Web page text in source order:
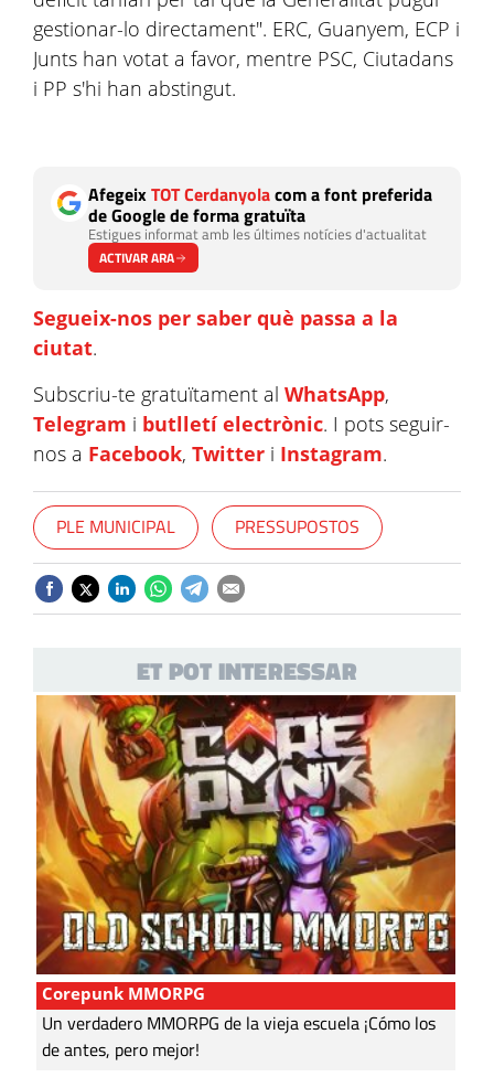
gestionar-lo directament". ERC, Guanyem, ECP i
Junts han votat a favor, mentre PSC, Ciutadans
i PP s'hi han abstingut.
AfegeixTOT Cerdanyolacom a font preferida
de Google de forma gratuïta
Estigues informat amb les últimes notícies d'actualitat
ACTIVAR ARA
Segueix-nos per saber què passa a la
ciutat.
Subscriu-te gratuïtament al WhatsApp,
Telegram i butlletí electrònic. I pots seguir-
nos a Facebook, Twitter i Instagram.
PLE MUNICIPAL PRESSUPOSTOS
ET POT INTERESSAR
Corepunk MMORPG
Un verdadero MMORPG de la vieja escuela ¡Cómo los
de antes, pero mejor!